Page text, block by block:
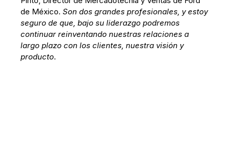
de México.Son dos grandes profesionales, y estoy
seguro de que, bajo su liderazgo podremos
continuar reinventando nuestras relaciones a
largo plazo con los clientes, nuestra visión y
producto.